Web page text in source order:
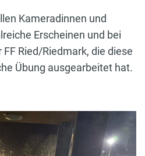
Kameradinnen und
Erscheinen und bei
Ried/Riedmark, die diese
Übung ausgearbeitet hat.